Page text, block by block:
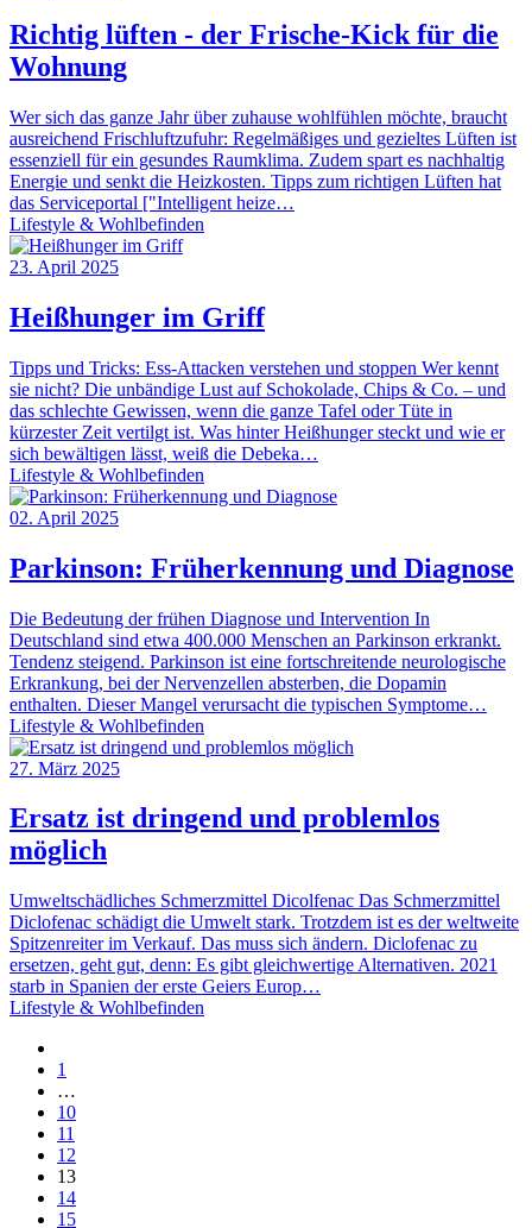
Richtig lüften - der Frische-Kick für die
Wohnung
Wer sich das ganze Jahr über zuhause wohlfühlen möchte, braucht
ausreichend Frischluftzufuhr: Regelmäßiges und gezieltes Lüften ist
essenziell für ein gesundes Raumklima. Zudem spart es nachhaltig
Energie und senkt die Heizkosten. Tipps zum richtigen Lüften hat
das Serviceportal ["Intelligent heize…
Lifestyle & Wohlbefinden
23. April 2025
Heißhunger im Griff
Tipps und Tricks: Ess-Attacken verstehen und stoppen Wer kennt
sie nicht? Die unbändige Lust auf Schokolade, Chips & Co. – und
das schlechte Gewissen, wenn die ganze Tafel oder Tüte in
kürzester Zeit vertilgt ist. Was hinter Heißhunger steckt und wie er
sich bewältigen lässt, weiß die Debeka…
Lifestyle & Wohlbefinden
02. April 2025
Parkinson: Früherkennung und Diagnose
Die Bedeutung der frühen Diagnose und Intervention In
Deutschland sind etwa 400.000 Menschen an Parkinson erkrankt.
Tendenz steigend. Parkinson ist eine fortschreitende neurologische
Erkrankung, bei der Nervenzellen absterben, die Dopamin
enthalten. Dieser Mangel verursacht die typischen Symptome…
Lifestyle & Wohlbefinden
27. März 2025
Ersatz ist dringend und problemlos
möglich
Umweltschädliches Schmerzmittel Dicolfenac Das Schmerzmittel
Diclofenac schädigt die Umwelt stark. Trotzdem ist es der weltweite
Spitzenreiter im Verkauf. Das muss sich ändern. Diclofenac zu
ersetzen, geht gut, denn: Es gibt gleichwertige Alternativen. 2021
starb in Spanien der erste Geiers Europ…
Lifestyle & Wohlbefinden
1
…
10
11
12
13
14
15